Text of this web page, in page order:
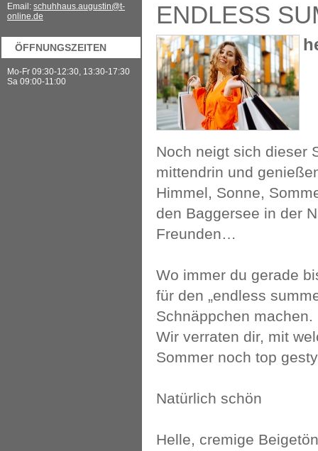
Email: schuhhaus.augustin@t-
online.de
ÖFFNUNGSZEITEN
Mo-Fr 09:30-12:30, 13:30-17:30
Sa 09:00-11:00
ENDLESS
Noch neigt sich dieser
mittendrin und
Himmel, Sonne,
den Baggersee in der
Freunden…
Wo immer du gerade
für den „endless
Schnäppchen
Wir verraten dir, mit
Sommer noch top
Natürlich schön
Helle, cremige